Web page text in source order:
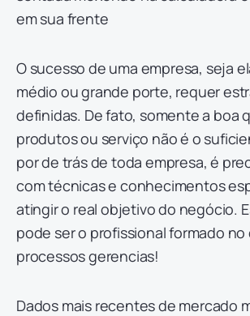
O sucesso de uma empresa, seja
médio ou grande porte, requer
definidas. De fato, somente a boa
produtos ou serviço não é o
por de trás de toda empresa, é
com técnicas e conhecimentos
atingir o real objetivo do negócio.
pode ser o profissional formado no
processos gerencias!
Dados mais recentes de mercado